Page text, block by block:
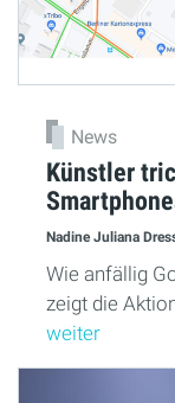
News
Künstler
Nadine Juliana
Wie anfällig
zeigt die
weiter